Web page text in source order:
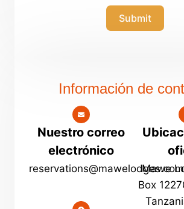
Submit
Información de
Nuestro correo
electrónico
reservations@mawelodges.com
Mawe
Box